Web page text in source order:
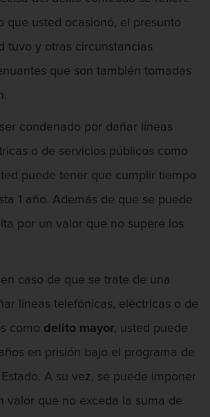
que usted ocasionó, el presunto
tuvo y otras circunstancias
que son también tomadas
condenado por dañar líneas
o de servicios públicos como
puede tener que cumplir tiempo
1 año. Además de que se puede
por un valor que no supere los
caso de que se trate de una
líneas telefónicas, eléctricas o de
como delito mayor, usted puede
en prisión bajo el programa de
A su vez, se puede imponer
valor que no exceda la suma de
De Defensa De Agresión
Federal De Delitos De Drogas
De Ancianos Y Adultos
Abuso Infantil
Acecho